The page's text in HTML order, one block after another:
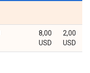
8,00
USD
2,00
USD